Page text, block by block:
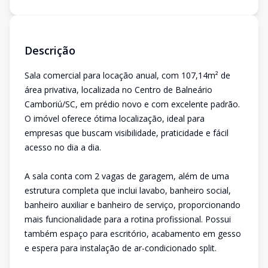
Descrição
Sala comercial para locação anual, com 107,14m² de
área privativa, localizada no Centro de Balneário
Camboriú/SC, em prédio novo e com excelente padrão.
O imóvel oferece ótima localização, ideal para
empresas que buscam visibilidade, praticidade e fácil
acesso no dia a dia.
A sala conta com 2 vagas de garagem, além de uma
estrutura completa que inclui lavabo, banheiro social,
banheiro auxiliar e banheiro de serviço, proporcionando
mais funcionalidade para a rotina profissional. Possui
também espaço para escritório, acabamento em gesso
e espera para instalação de ar-condicionado split.